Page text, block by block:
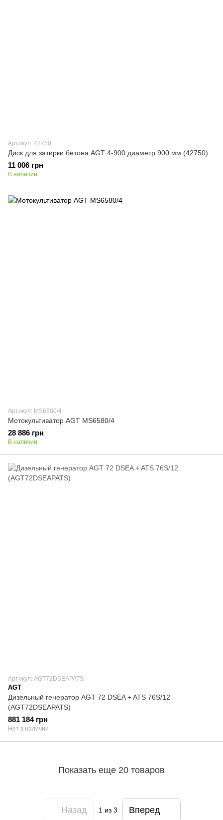
Артикул: 42750
Диск для затирки бетона AGT 4-900 диаметр 900 мм (42750)
11 006 грн
В наличии
Артикул: MS6580/4
Мотокультиватор AGT MS6580/4
28 886 грн
В наличии
Артикул: AGT72DSEAPATS
AGT
Дизельный генератор AGT 72 DSEA + ATS 76S/12
(AGT72DSEAPATS)
881 184 грн
Нет в наличии
Показать еще 20 товаров
Назад 1 из 3 Вперед